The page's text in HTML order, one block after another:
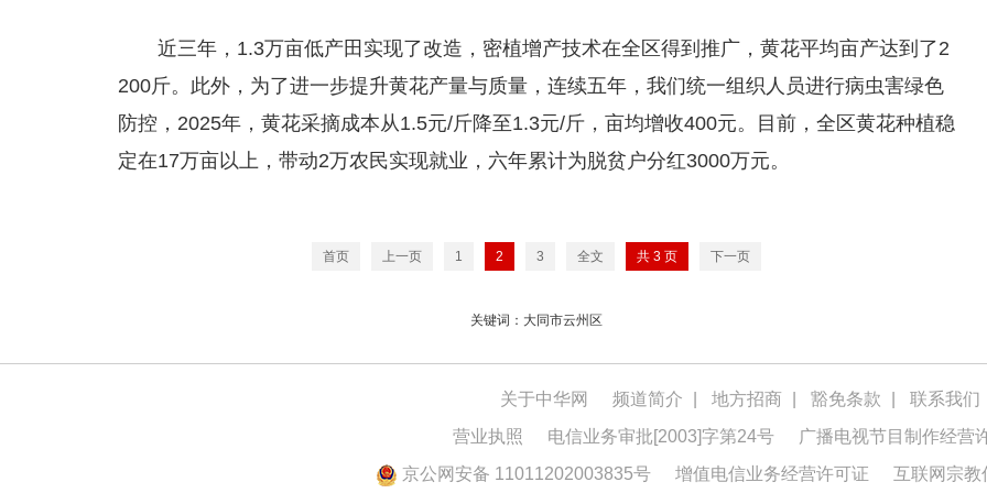
近三年，1.3万亩低产田实现了改造，密植增产技术在全区得到推广，黄花平均亩产达到了2
200斤。此外，为了进一步提升黄花产量与质量，连续五年，我们统一组织人员进行病虫害绿色
防控，2025年，黄花采摘成本从1.5元/斤降至1.3元/斤，亩均增收400元。目前，全区黄花种植稳
定在17万亩以上，带动2万农民实现就业，六年累计为脱贫户分红3000万元。
首页 上一页 1 2 3 全文 共 3 页 下一页
关键词：大同市云州区
关于中华网 频道简介 地方招商 豁免条款
联系我们
营业执照
电信业务审批[2003]字第24号
广播电视节目制作经营
京公网安备 11011202003835号
增值电信业务经营许可证 互联网宗教